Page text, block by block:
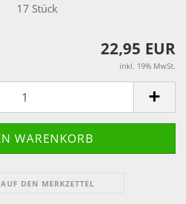
17 Stück
22,95 EUR
inkl. 19% MwSt.
AUF DEN MERKZETTEL